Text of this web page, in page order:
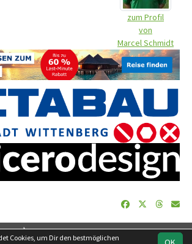
zum Profil
von
Marcel Schmidt
soccero.de
Cookies, um Dir den bestmöglichen